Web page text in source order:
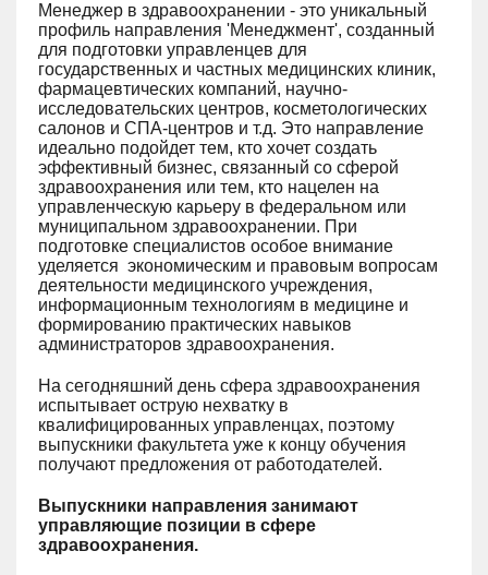
Менеджер в здравоохранении - это уникальный
профиль направления 'Менеджмент', созданный
для подготовки управленцев для
государственных и частных медицинских клиник,
фармацевтических компаний, научно-
исследовательских центров, косметологических
салонов и СПА-центров и т.д. Это направление
идеально подойдет тем, кто хочет создать
эффективный бизнес, связанный со сферой
здравоохранения или тем, кто нацелен на
управленческую карьеру в федеральном или
муниципальном здравоохранении. При
подготовке специалистов особое внимание
уделяется экономическим и правовым вопросам
деятельности медицинского учреждения,
информационным технологиям в медицине и
формированию практических навыков
администраторов здравоохранения.
На сегодняшний день сфера здравоохранения
испытывает острую нехватку в
квалифицированных управленцах, поэтому
выпускники факультета уже к концу обучения
получают предложения от работодателей.
Выпускники направления занимают
управляющие позиции в сфере
здравоохранения.